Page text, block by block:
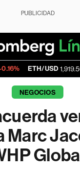
PUBLICIDAD
USD 1,919.508
NEGOCIOS
Marc